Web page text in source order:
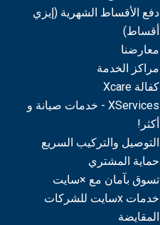
دفع الأقساط الشهرية (إيزي
أقساط)
معارضنا
مراكز الخدمة
كفالة Xcare
XServices - خدمات صيانة و
أكثر!
التوصيل والتركيب السريع
حماية المشتري
تسوق بآمان مع ×سايت
خدمات xسايت للشركات
المقايضة